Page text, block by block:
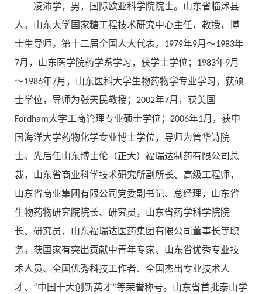
凌沛学，男，国际欧亚科学院院士。山东省临沭县
人。山东大学国家糖工程技术研究中心主任，教授，博
士生导师。第十二届全国人大代表。1979年9月～1983年
7月，山东医学院药学系学习，获学士学位；1983年9月
～1986年7月，山东医科大学生物药物学专业学习，获硕
士学位，导师为张天民教授；2002年7月，获美国
Fordham大学工商管理专业硕士学位；2006年1月，获中
国海洋大学药物化学专业博士学位，导师为管华诗院
士。先后任山东博士伦（正大）福瑞达制药有限公司总
裁，山东省商业科学技术研究所副所长、高级工程师，
山东省商业集团有限公司党委副书记、总经理，山东省
生物药物研究院院长、研究员，山东省药学科学院院
长、研究员，山东福瑞达医药集团有限公司董事长等职
务。获国家有突出贡献中青年专家、山东省优秀专业技
术人员、全国优秀科技工作者、全国杰出专业技术人
才、“中国十大创新英才”等荣誉称号。山东省首批泰山学